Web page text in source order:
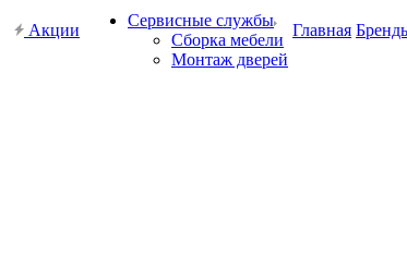
Акции
Сервисные службы
Сборка мебели
Монтаж дверей
Главная